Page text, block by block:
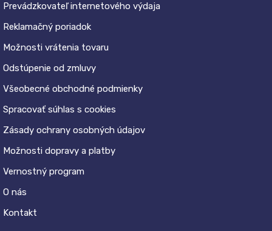
Prevádzkovateľ internetového výdaja
Reklamačný poriadok
Možnosti vrátenia tovaru
Odstúpenie od zmluvy
Všeobecné obchodné podmienky
Spracovať súhlas s cookies
Zásady ochrany osobných údajov
Možnosti dopravy a platby
Vernostný program
O nás
Kontakt